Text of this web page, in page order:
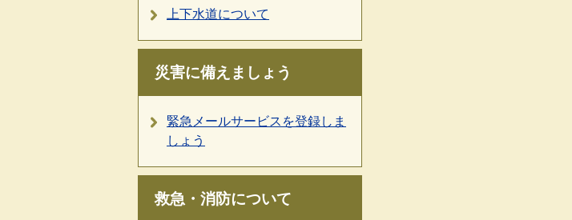
上下水道について
災害に備えましょう
緊急メールサービスを登録しま
しょう
救急・消防について